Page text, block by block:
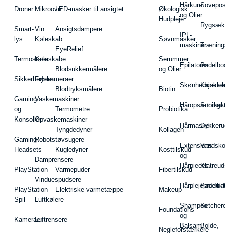
Droner
Smart-
lys
Termostater
Sikkerhedskameraer
Gaming
og
Konsoller
Gaming-
Headsets
PlayStation
PlayStation
Spil
Kameraer
Mikroovn
Vin
Køleskab
Køleskabe
Fryser
Vaskemaskiner
Opvaskemaskiner
Robotstøvsugere
Damprensere
Vinduespudsere
Luftkølere
Luftrensere
LED-masker til ansigtet
Ansigtsdampere
EyeRelief
Blodsukkermålere
Blodtryksmålere
Termometre
Tyngdedyner
Kugledyner
Varmepuder
Elektriske varmetæppe
Økologisk
Hudpleje
Søvnmasker
Serummer
og Olier
Biotin
Probiotika
Kollagen
Kosttilskud
Fibertilskud
Makeup
Foundations
Negleforstærkere
Hårkure
og Olier
IPL-
maskiner
Epilatorer
Hårmasker
Extensions
og
Hårpieces
Shampoo
og
Balsam
Vandsko
Bolde,